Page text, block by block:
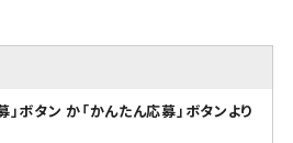
ボタン か「かんたん応募」ボタンより